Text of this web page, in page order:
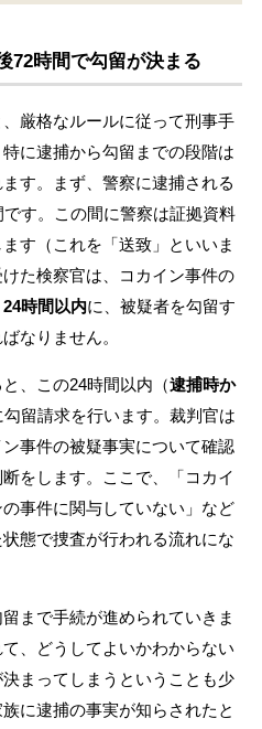
72時間で勾留が決まる
厳格なルールに従って刑事手
に逮捕から勾留までの段階は
す。まず、警察に逮捕される
す。この間に警察は証拠資料
す（これを「送致」といいま
た検察官は、コカイン事件の
24時間以内に、被疑者を勾留す
なりません。
、この24時間以内（逮捕時か
留請求を行います。裁判官は
事件の被疑事実について確認
をします。ここで、「コカイ
事件に関与していない」など
態で捜査が行われる流れにな
まで手続が進められていきま
、どうしてよいかわからない
まってしまうということも少
に逮捕の事実が知らされたと